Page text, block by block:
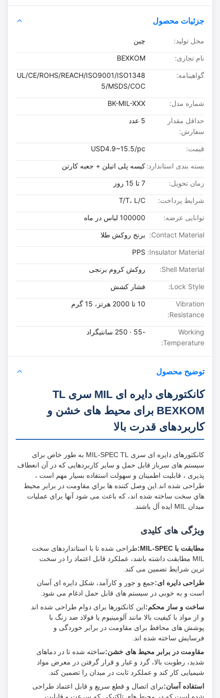
جزئیات محصول
محل تولید:
نام تجاری: BEXKOM
گواهینامه:
UL/CE/ROHS/REACH/ISO9001/ISO1348
5/MSDS/COC
شماره مدل: BK-MIL-XXX
حداقل مقدار
سفارش:
قیمت: USD4.9~15.5/pc
بسته بندی استاندارد:کیسه پلی اتیلن + جعبه کارتن
زمان تحویل:
شرایط پرداخت: T/T، L/C
توانایی عرضه: 100000 لباس در ماه
Contact Material: برنج روکش طلا
Insulator Material:
PPS
Shell Material: روکش کروم برنجی
Lock Style: فشار کشش
Vibration
Resistance:
Working
Temperature:
توضیح محصول
کانکتورهای دایره ای MIL سری TL
BEXKOM برای محیط های خشن و
کاربردهای قدرت بالا
کانکتورهای دایره ای سری MIL-SPEC TL به طور خاص برای
سیستم های سرباز قابل حمل و سایر کاربردهایی که در آن انعطاف
پذیری ، قابلیت اطمینان و سهولت استفاده بسیار مهم است ،
طراحی شده اند.اين وصل کننده ها براي مقاومت در برابر محیط
هاي سخت ساخته شده اند، که باعث می شود آنها برای عملیات
میدان MIL ایده آل باشند.
ویژگی های کلیدی
مطابقت با MIL-SPEC:
طراحی شده تا با استانداردهای سخت
MIL مطابقت داشته باشد، عملکرد قابل اعتماد را در سخت
ترین شرایط تضمین می کند.
طراحی دایره ای: جمع و جور و کارآمد، شکل دایره ای آسان
است و به خوبی در سیستم های قابل حمل ادغام می شود.
ساخت و ساز محکم:این کانکتورها برای دوام طراحی شده اند
و از مواد با کیفیت بالا مانند آلومینیوم یا فولاد ضد زنگ با
پوشش های محافظ برای مقاومت در برابر خوردگی و
فرسایش ساخته شده اند.
مقاومت در برابر محیط های خشن:ساخته شده تا در دماهای
شدید، رطوبت بالا، گرد و غبار و قرار گرفتن در معرض مواد
شیمیایی کار کند و عملکرد ثابت در میدان را تضمین کند.
استفاده آسان: برای اتصال و قطع سریع و قابل اعتماد طراحی